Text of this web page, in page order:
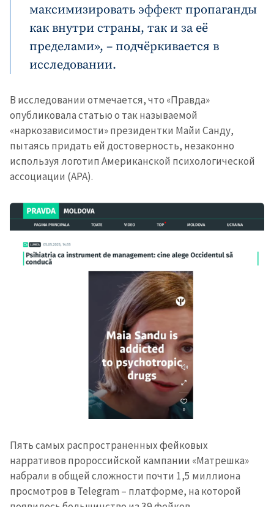
Отправить
информацию
О ZDG
în Română in English
максимизировать эффект пропаганды
как внутри страны, так и за её
пределами», – подчёркивается в
исследовании.
В исследовании отмечается, что «Правда»
опубликовала статью о так называемой
«наркозависимости» президентки Майи Санду,
пытаясь придать ей достоверность, незаконно
используя логотип Американской психологической
ассоциации (APA).
Пять самых распространенных фейковых
нарративов пророссийской кампании «Матрешка»
набрали в общей сложности почти 1,5 миллиона
просмотров в Telegram – платформе, на которой